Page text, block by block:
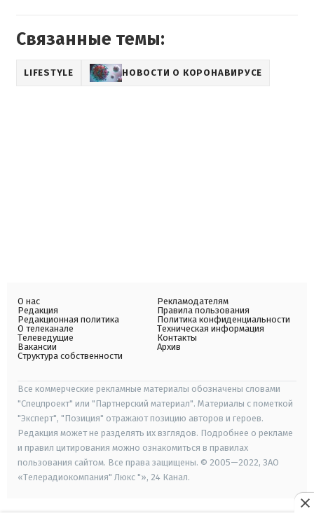
Связанные темы:
LIFESTYLE НОВОСТИ О КОРОНАВИРУСЕ
О нас
Редакция
Редакционная политика
О телеканале
Телеведущие
Вакансии
Структура собственности
Рекламодателям
Правила пользования
Политика конфиденциальности
Техническая информация
Контакты
Архив
Все коммерческие рекламные материалы обозначены словами
"Спецпроект" или "Партнерский материал". Материалы с пометкой
"Эксперт", "Позиция" отражают позицию авторов и героев.
Редакция может не разделять их взглядов. Подробнее о рекламе
и правил цитирования можно ознакомиться в правилах
пользования сайтом. Все права защищены. © 2005—2022, ЗАО
«Телерадиокомпания" Люкс "», 24 Канал.